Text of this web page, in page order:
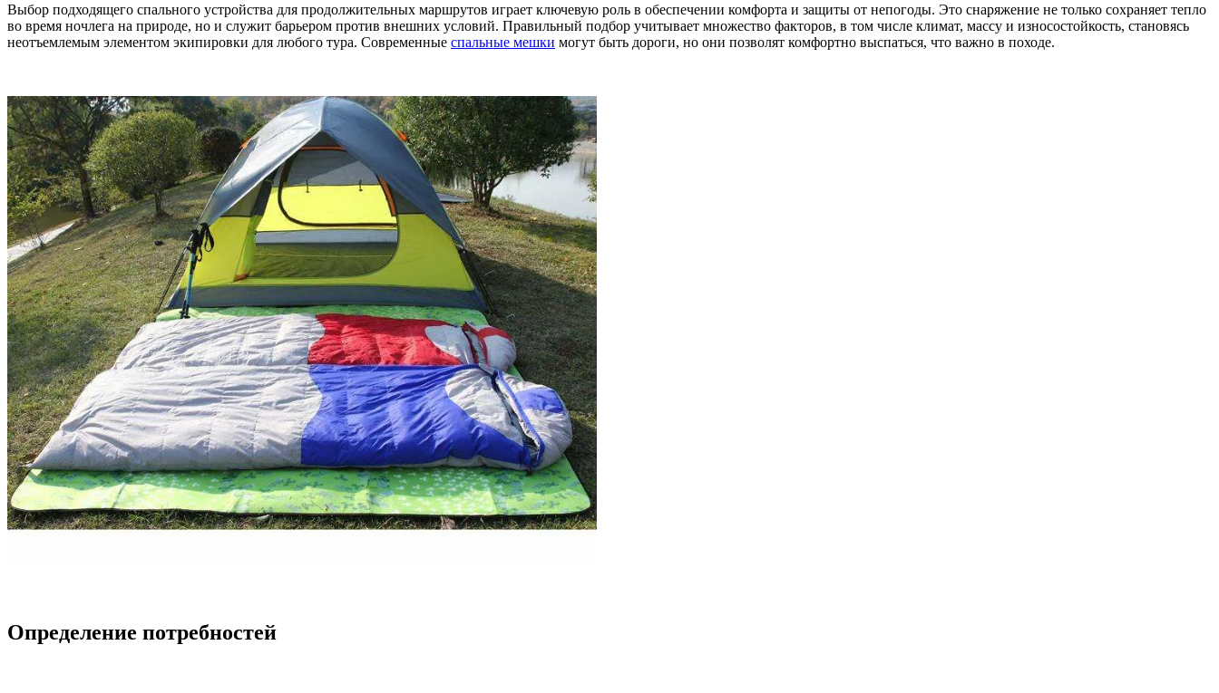
Выбор подходящего спального устройства для продолжительных маршрутов играет ключевую роль в обеспечении комфорта и защиты от непогоды. Это снаряжение не только сохраняет тепло
во время ночлега на природе, но и служит барьером против внешних условий. Правильный подбор учитывает множество факторов, в том числе климат, массу и износостойкость, становясь
неотъемлемым элементом экипировки для любого тура. Современные спальные мешки могут быть дороги, но они позволят комфортно выспаться, что важно в походе.
Определение потребностей